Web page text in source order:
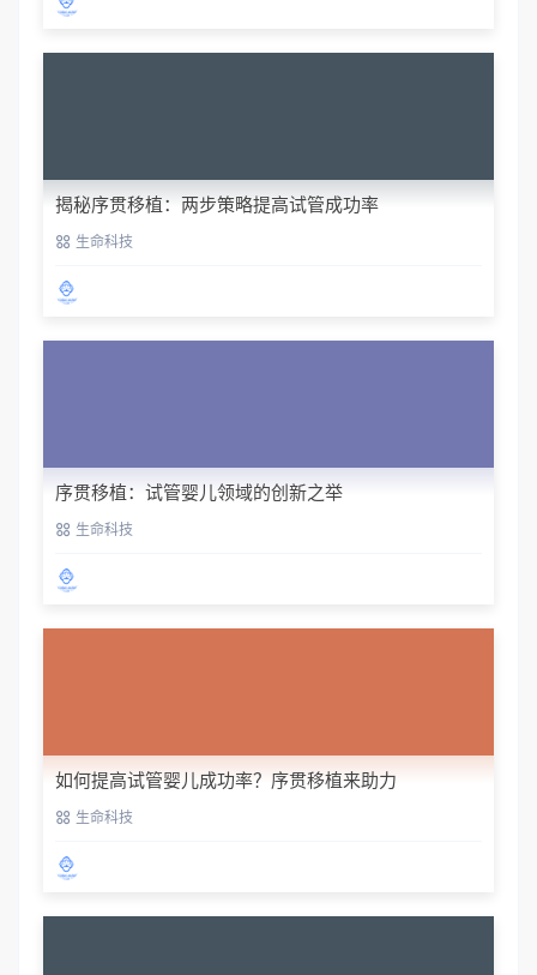
揭秘序贯移植：两步策略提高试管成功率
生命科技
序贯移植：试管婴儿领域的创新之举
生命科技
如何提高试管婴儿成功率？序贯移植来助力
生命科技